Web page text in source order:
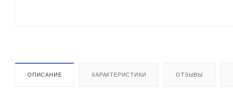
ОПИСАНИЕ ХАРАКТЕРИСТИКИ ОТЗЫВЫ